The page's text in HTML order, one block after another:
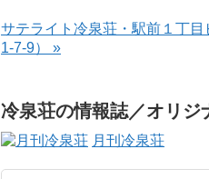
サテライト冷泉荘・駅前１丁
1-7-9） »
冷泉荘の情報誌／オリジ
月刊冷泉荘